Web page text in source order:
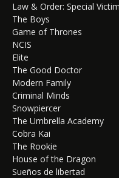
Law & Order: Special
The Boys
Game of Thrones
NCIS
Elite
The Good Doctor
Modern Family
Criminal Minds
Snowpiercer
The Umbrella Academy
Cobra Kai
The Rookie
House of the Dragon
Sueños de libertad